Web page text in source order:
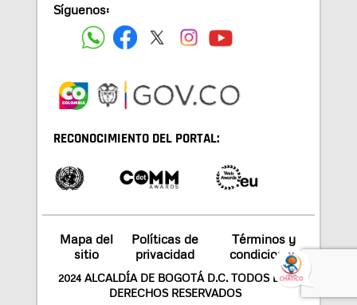
Síguenos:
RECONOCIMIENTO DEL PORTAL:
Mapa del
sitio
Políticas de
privacidad
Términos y
condiciones
2024 ALCALDÍA DE BOGOTÁ D.C. TODOS LOS
DERECHOS RESERVADOS